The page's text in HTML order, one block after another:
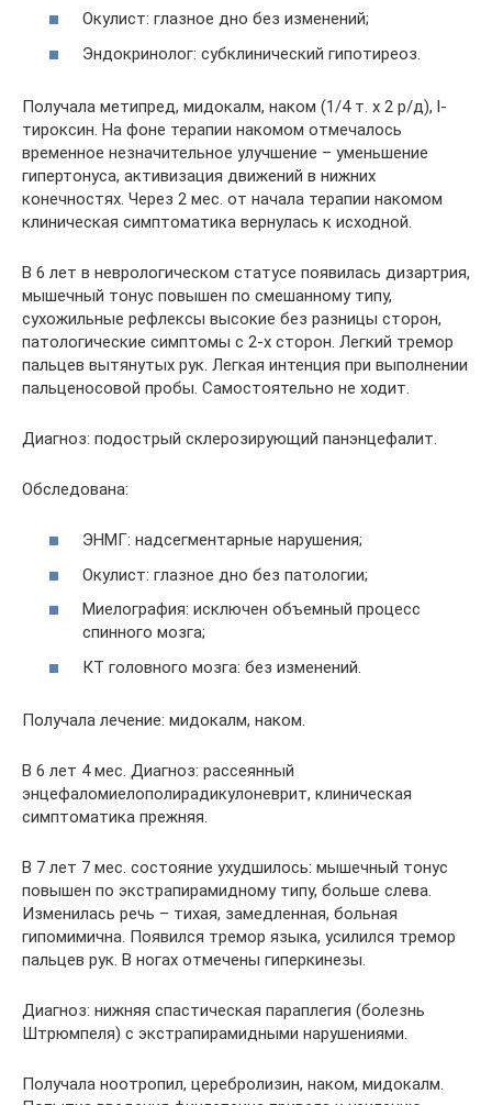
Окулист: глазное дно без изменений;
Эндокринолог: субклинический гипотиреоз.
Получала метипред, мидокалм, наком (1/4 т. х 2 р/д), l-
тироксин. На фоне терапии накомом отмечалось
временное незначительное улучшение – уменьшение
гипертонуса, активизация движений в нижних
конечностях. Через 2 мес. от начала терапии накомом
клиническая симптоматика вернулась к исходной.
В 6 лет в неврологическом статусе появилась дизартрия,
мышечный тонус повышен по смешанному типу,
сухожильные рефлексы высокие без разницы сторон,
патологические симптомы с 2-х сторон. Легкий тремор
пальцев вытянутых рук. Легкая интенция при выполнении
пальценосовой пробы. Самостоятельно не ходит.
Диагноз: подострый склерозирующий панэнцефалит.
Обследована:
ЭНМГ: надсегментарные нарушения;
Окулист: глазное дно без патологии;
Миелография: исключен объемный процесс
спинного мозга;
КТ головного мозга: без изменений.
Получала лечение: мидокалм, наком.
В 6 лет 4 мес. Диагноз: рассеянный
энцефаломиелополирадикулоневрит, клиническая
симптоматика прежняя.
В 7 лет 7 мес. состояние ухудшилось: мышечный тонус
повышен по экстрапирамидному типу, больше слева.
Изменилась речь – тихая, замедленная, больная
гипомимична. Появился тремор языка, усилился тремор
пальцев рук. В ногах отмечены гиперкинезы.
Диагноз: нижняя спастическая параплегия (болезнь
Штрюмпеля) с экстрапирамидными нарушениями.
Получала ноотропил, церебролизин, наком, мидокалм.